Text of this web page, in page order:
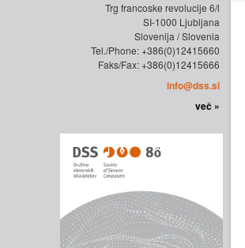
Trg francoske revolucije 6/l
SI-1000 Ljubljana
Slovenija / Slovenia
Tel./Phone: +386(0)12415660
Faks/Fax: +386(0)12415666
info@dss.si
več »